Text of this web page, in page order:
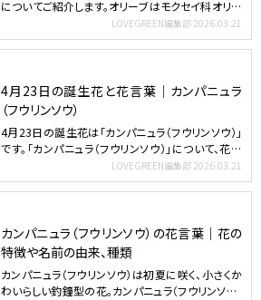
についてご紹介します。オリーブはモクセイ科オリー
LOVEGREEN編集部 2026.03.21
4月23日の誕生花と花言葉｜カンパニュラ
（フウリンソウ）
4月23日の誕生花は「カンパニュラ（フウリンソウ）」
です。「カンパニュラ（フウリンソウ）」について、花言
LOVEGREEN編集部 2026.03.21
カンパニュラ（フウリンソウ）の花言葉｜花の
特徴や名前の由来、種類
カンパニュラ（フウリンソウ）は初夏に咲く、小さくか
わいらしい釣鐘型の花。カンパニュラ（フウリンソウ）